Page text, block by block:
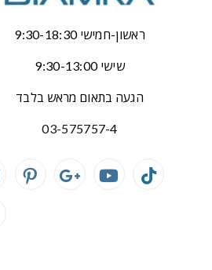
ראשון-חמישי 9:30-18:30
שישי 9:30-13:00
הגעה בתאום מראש בלבד
03-575757-4